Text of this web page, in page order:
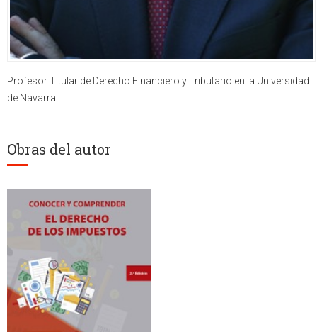
Profesor Titular de Derecho Financiero y Tributario en la Universidad
de Navarra.
Obras del autor